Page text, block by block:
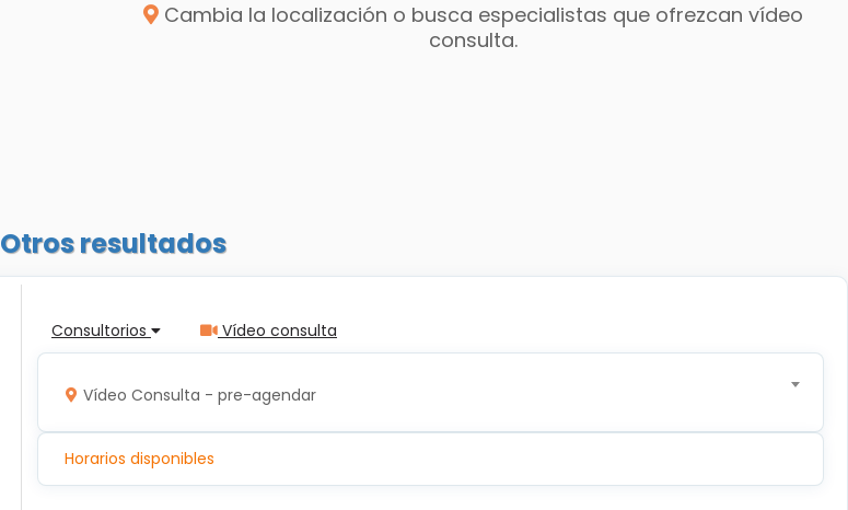
Cambia la localización o busca especialistas que ofrezcan vídeo
consulta.
Otros resultados
Consultorios Vídeo consulta
Vídeo Consulta - pre-agendar
Horarios disponibles